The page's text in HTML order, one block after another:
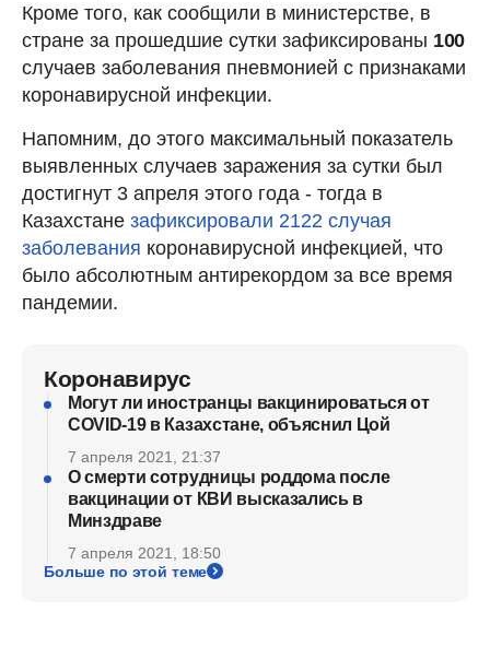
Кроме того, как сообщили в министерстве, в
стране за прошедшие сутки зафиксированы 100
случаев заболевания пневмонией с признаками
коронавирусной инфекции.
Напомним, до этого максимальный показатель
выявленных случаев заражения за сутки был
достигнут 3 апреля этого года - тогда в
Казахстане зафиксировали 2122 случая
заболевания коронавирусной инфекцией, что
было абсолютным антирекордом за все время
пандемии.
Коронавирус
Могут ли иностранцы вакцинироваться от
COVID-19 в Казахстане, объяснил Цой
7 апреля 2021, 21:37
О смерти сотрудницы роддома после
вакцинации от КВИ высказались в
Минздраве
7 апреля 2021, 18:50
Больше по этой теме